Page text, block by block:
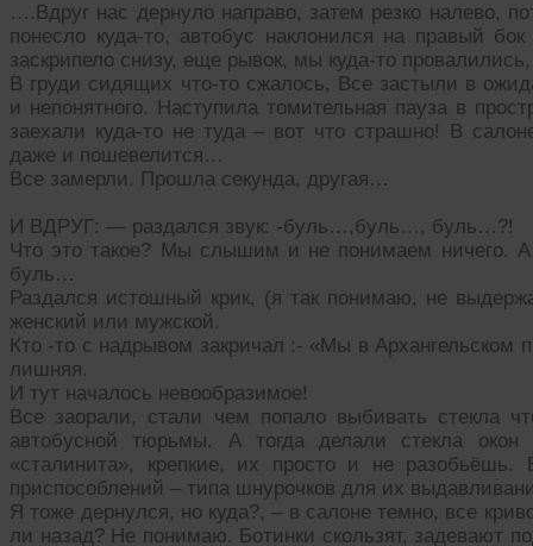
….Вдруг нас дернуло направо, затем резко налево,
понесло куда-то, автобус наклонился на правый
заскрипело снизу, еще рывок, мы куда-то
В груди сидящих что-то сжалось, Все застыли в
и непонятного. Наступила томительная пауза в
заехали куда-то не туда – вот что страшно! В
даже и пошевелится…
Все замерли. Прошла секунда, другая…
И ВДРУГ: — раздался звук: -буль…,буль…, буль…?!
Что это такое? Мы слышим и не понимаем ничего.
буль…
Раздался истошный крик, (я так понимаю, не
женский или мужской.
Кто -то с надрывом закричал :- «Мы в Архангельском
лишняя.
И тут началось невообразимое!
Все заорали, стали чем попало выбивать стекла
автобусной тюрьмы. А тогда делали стекла
«сталинита», крепкие, их просто и не
приспособлений – типа шнурочков для их
Я тоже дернулся, но куда?, – в салоне темно, все
ли назад? Не понимаю. Ботинки скользят, задевают